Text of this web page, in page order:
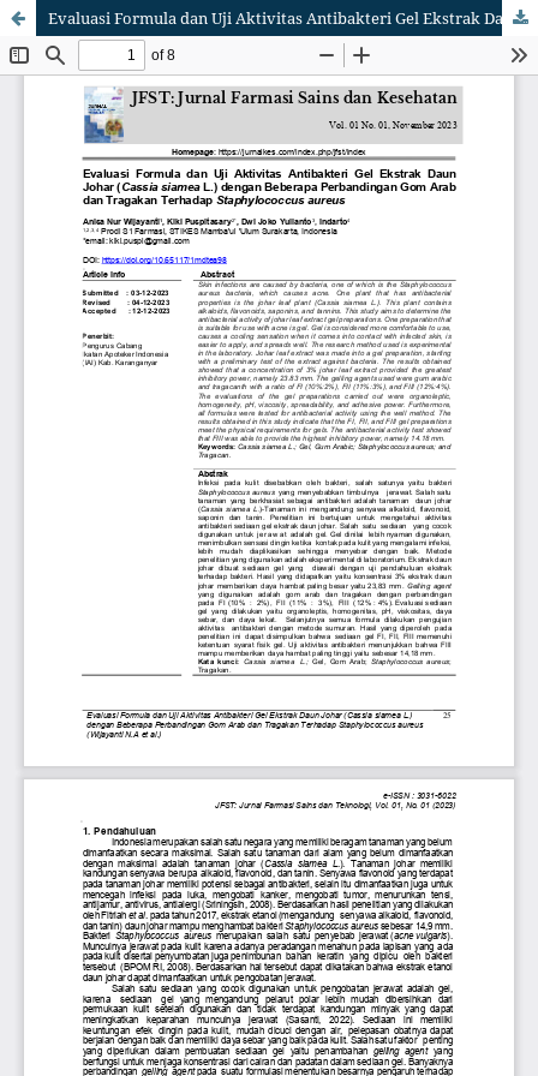
Evaluasi Formula dan Uji Aktivitas Antibakteri Gel Ekstrak Daun Johar (Cassia siamea L.) dengan Beberapa Perbandingan Gom Arab dan Tragakan Terhadap Staphylococcus aureus